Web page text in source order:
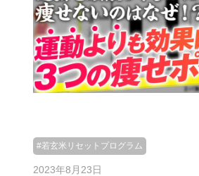
#若玄米リセットプログラム
2023年8月23日